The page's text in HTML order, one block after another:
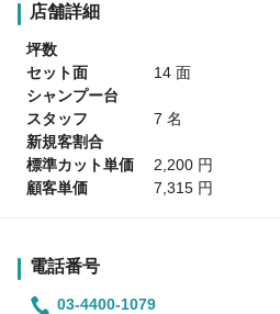
店舗詳細
坪数
セット面
14 面
シャンプー台
スタッフ
7 名
新規客割合
標準カット単価
2,200 円
顧客単価
7,315 円
電話番号
03-4400-1079